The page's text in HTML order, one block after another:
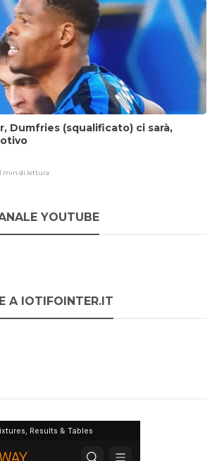
Dumfries (squalificato) ci sarà,
min di lettura
YOUTUBE
A IOTIFOINTER.IT